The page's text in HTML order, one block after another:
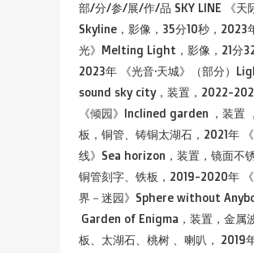
部/分/参/展/作/品 SKY LINE 《天
Skyline，影像，35分10秒，2023
光》Melting Light，影像，21分32
2023年 《光音·天城》（部分）
sound sky city，装置，2022-
《倾园》Inclined garden ，装置
板，铜管、铸铜太湖石，2021年
线》Sea horizon，装置，镜面不锈
铜管刻字、铁板，2019-2020年 《
界－迷园》Sphere without
Garden of Enigma，装置，金属
板、太湖石、桃树 、喇叭， 2019